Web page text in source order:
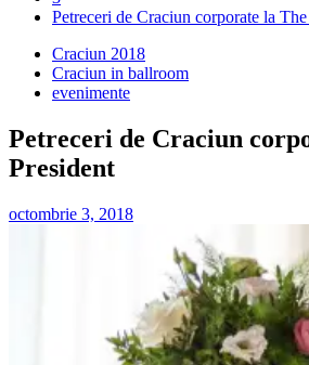
Petreceri de Craciun corporate la
Craciun 2018
Craciun in ballroom
evenimente
Petreceri de Craciun
President
octombrie 3, 2018